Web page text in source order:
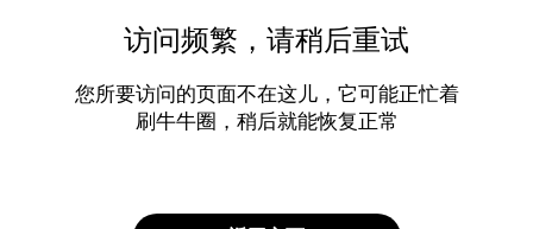
访问频繁，请稍后重试
您所要访问的页面不在这儿，它可能正忙着
刷牛牛圈，稍后就能恢复正常